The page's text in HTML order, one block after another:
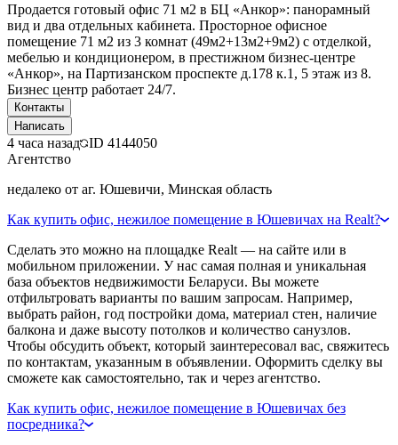
Продается готовый офис 71 м2 в БЦ «Анкор»: панорамный
вид и два отдельных кабинета. Просторное офисное
помещение 71 м2 из 3 комнат (49м2+13м2+9м2) с отделкой,
мебелью и кондиционером, в престижном бизнес-центре
«Анкор», на Партизанском проспекте д.178 к.1, 5 этаж из 8.
Бизнес центр работает 24/7.
Контакты
Написать
4 часа назад ID 4144050
Агентство
недалеко от аг. Юшевичи, Минская область
Как купить офис, нежилое помещение в Юшевичах на Realt?
Сделать это можно на площадке Realt — на сайте или в
мобильном приложении. У нас самая полная и уникальная
база объектов недвижимости Беларуси. Вы можете
отфильтровать варианты по вашим запросам. Например,
выбрать район, год постройки дома, материал стен, наличие
балкона и даже высоту потолков и количество санузлов.
Чтобы обсудить объект, который заинтересовал вас, свяжитесь
по контактам, указанным в объявлении. Оформить сделку вы
сможете как самостоятельно, так и через агентство.
Как купить офис, нежилое помещение в Юшевичах без
посредника?